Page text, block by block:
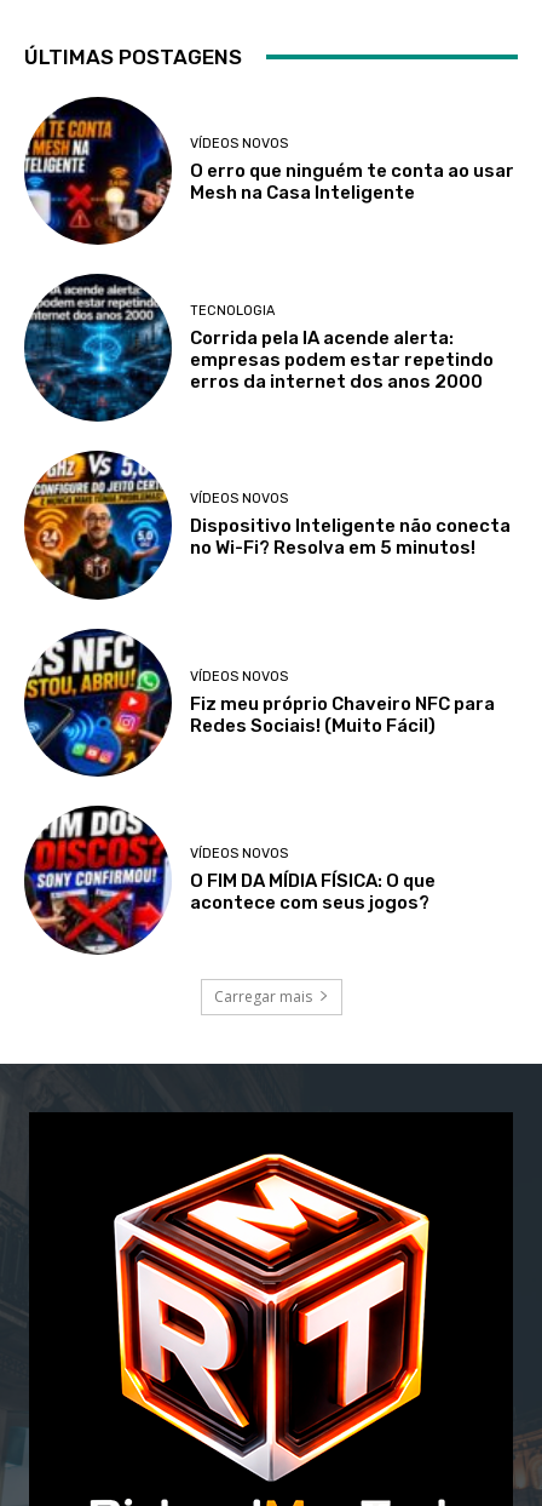
ÚLTIMAS POSTAGENS
VÍDEOS NOVOS
O erro que ninguém te conta ao usar
Mesh na Casa Inteligente
TECNOLOGIA
Corrida pela IA acende alerta:
empresas podem estar repetindo
erros da internet dos anos 2000
VÍDEOS NOVOS
Dispositivo Inteligente não conecta
no Wi-Fi? Resolva em 5 minutos!
VÍDEOS NOVOS
Fiz meu próprio Chaveiro NFC para
Redes Sociais! (Muito Fácil)
VÍDEOS NOVOS
O FIM DA MÍDIA FÍSICA: O que
acontece com seus jogos?
Carregar mais